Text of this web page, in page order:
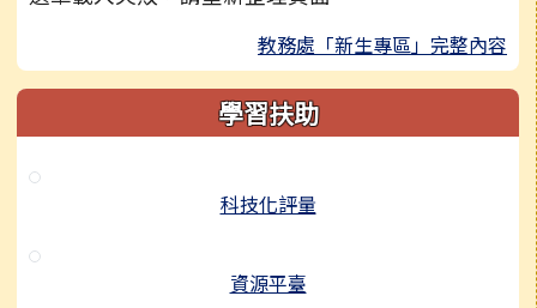
教務處「新生專區」完整內容
學習扶助
科技化評量
資源平臺